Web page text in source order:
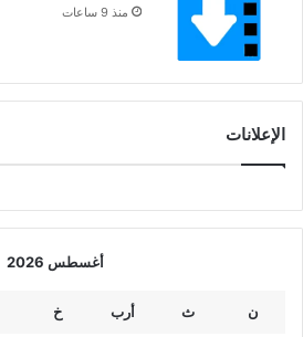
منذ 9 ساعات
الإعلانات
أغسطس 2026
ن ث أرب خ